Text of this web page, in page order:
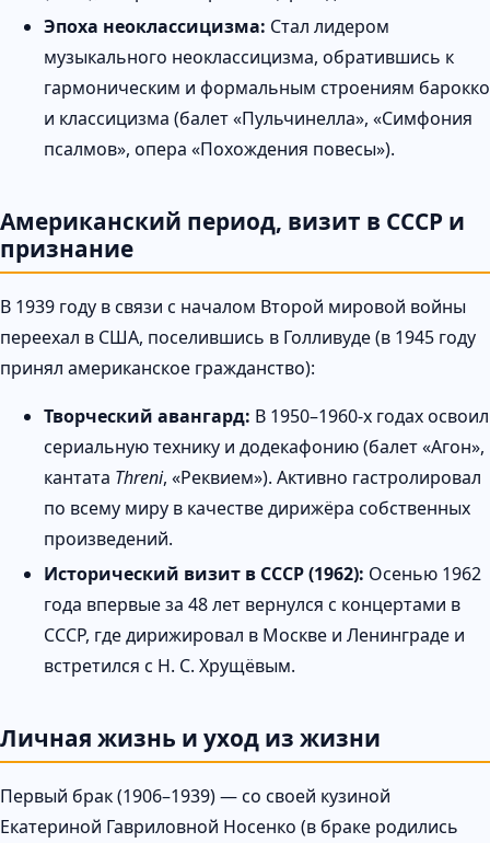
Эпоха неоклассицизма: Стал лидером
музыкального неоклассицизма, обратившись к
гармоническим и формальным строениям барокко
и классицизма (балет «Пульчинелла», «Симфония
псалмов», опера «Похождения повесы»).
Американский период, визит в СССР и
признание
В 1939 году в связи с началом Второй мировой войны
переехал в США, поселившись в Голливуде (в 1945 году
принял американское гражданство):
Творческий авангард: В 1950–1960-х годах освоил
сериальную технику и додекафонию (балет «Агон»,
кантата Threni, «Реквием»). Активно гастролировал
по всему миру в качестве дирижёра собственных
произведений.
Исторический визит в СССР (1962): Осенью 1962
года впервые за 48 лет вернулся с концертами в
СССР, где дирижировал в Москве и Ленинграде и
встретился с Н. С. Хрущёвым.
Личная жизнь и уход из жизни
Первый брак (1906–1939) — со своей кузиной
Екатериной Гавриловной Носенко (в браке родились